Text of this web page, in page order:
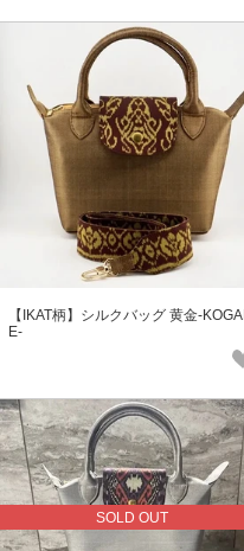
【IKAT柄】シルクバッグ 黄金-
E-
SOLD OUT